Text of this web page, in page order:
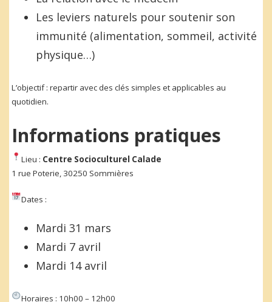
Les leviers naturels pour soutenir son
immunité (alimentation, sommeil, activité
physique…)
L’objectif : repartir avec des clés simples et applicables au
quotidien.
Informations pratiques
Lieu : Centre Socioculturel Calade
1 rue Poterie, 30250 Sommières
Dates :
Mardi 31 mars
Mardi 7 avril
Mardi 14 avril
Horaires : 10h00 – 12h00